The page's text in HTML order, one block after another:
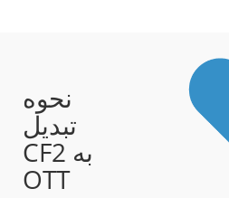
نحوه
تبدیل
CF2 به
OTT